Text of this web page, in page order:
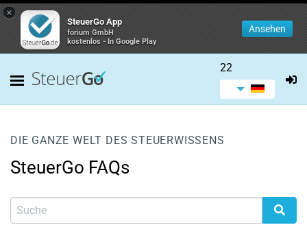
×
SteuerGo App
forium GmbH
kostenlos - In Google Play
Ansehen
22
DIE GANZE WELT DES STEUERWISSENS
SteuerGo FAQs